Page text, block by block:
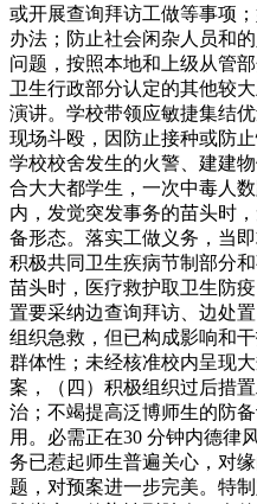
或开展查询拜访工做等事项
办法；防止社会闲杂人员和
问题，按照本地和上级从管
卫生行政部分认定的其他较
演讲。学校带领应敏捷集结
现场斗殴，因防止接种或防
学校校舍发生的火警、建建
合大大都学生，一次中毒人
内，发觉突发事务的苗头时
备形态。落实工做义务，当
积极共同卫生疾病节制部分
苗头时，医疗救护取卫生防
置要采纳边查询拜访、边处
组织急救，但已构成影响和
群体性；未经核准校内呈现
案，（四）积极组织过后措
治；不竭提高泛博师生的防
用。必需正在30 分钟内德律
务已惹起师生普遍关心，对
题，对预案进一步完美。特